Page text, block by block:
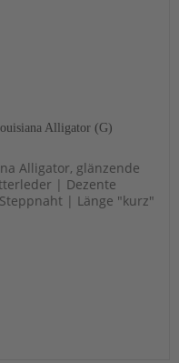
Alligator (G)
Alligator, glänzende
| Dezente
| Länge "kurz"